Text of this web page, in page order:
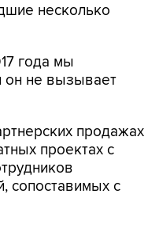
несколько
года мы
он не вызывает
продажах
проектах с
сопоставимых с